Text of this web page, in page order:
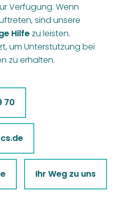
Verfügung. Wenn
sind unsere
Hilfe zu leisten.
um Unterstützung bei
zu erhalten.
70
Ihr Weg zu uns